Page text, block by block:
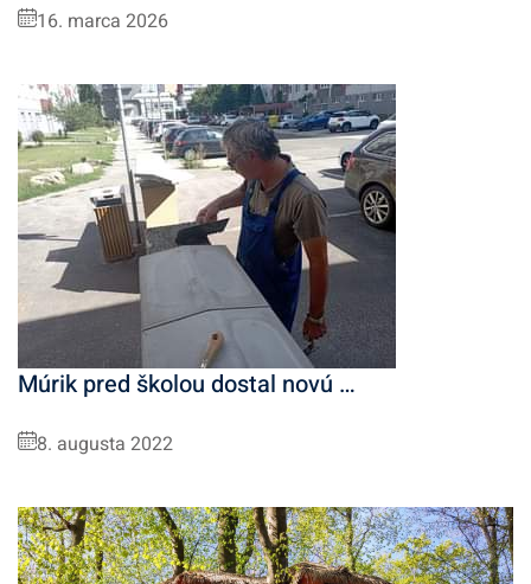
16. marca 2026
Múrik pred školou dostal novú …
8. augusta 2022